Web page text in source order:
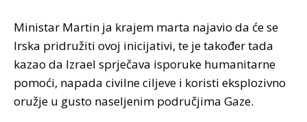
Ministar Martin ja krajem marta najavio da će se
Irska pridružiti ovoj inicijativi, te je također tada
kazao da Izrael sprječava isporuke humanitarne
pomoći, napada civilne ciljeve i koristi eksplozivno
oružje u gusto naseljenim područjima Gaze.